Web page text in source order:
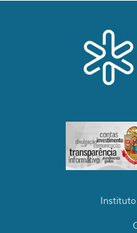
Instituto